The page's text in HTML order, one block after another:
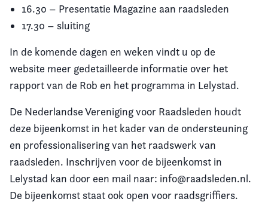
16.30 – Presentatie Magazine aan raadsleden
17.30 – sluiting
In de komende dagen en weken vindt u op de
website meer gedetailleerde informatie over het
rapport van de Rob en het programma in Lelystad.
De Nederlandse Vereniging voor Raadsleden houdt
deze bijeenkomst in het kader van de ondersteuning
en professionalisering van het raadswerk van
raadsleden. Inschrijven voor de bijeenkomst in
Lelystad kan door een mail naar: info@raadsleden.nl.
De bijeenkomst staat ook open voor raadsgriffiers.